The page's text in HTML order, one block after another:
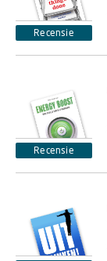
Recensie
Recensie